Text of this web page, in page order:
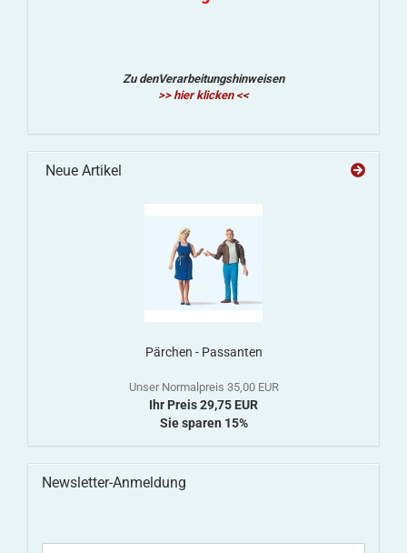
Zu denVerarbeitungshinweisen
>> hier klicken <<
Neue Artikel
Pärchen - Passanten
Unser Normalpreis 35,00 EUR
Ihr Preis 29,75 EUR
Sie sparen 15%
Newsletter-Anmeldung